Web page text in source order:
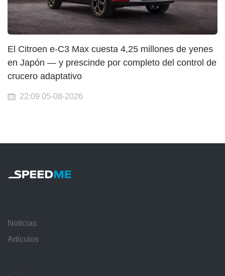
El Citroen e-C3 Max cuesta 4,25 millones de yenes
en Japón — y prescinde por completo del control de
crucero adaptativo
22:09 05-08-2026
Noticias
Artículos